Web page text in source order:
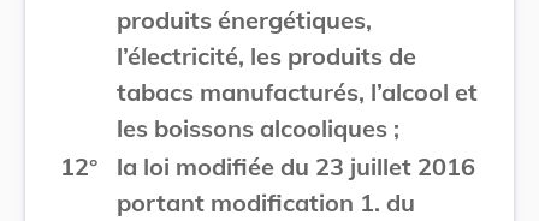
produits énergétiques,
l’électricité, les produits de
tabacs manufacturés, l’alcool et
les boissons alcooliques ;
12°
la loi modifiée du 23 juillet 2016
portant modification 1. du